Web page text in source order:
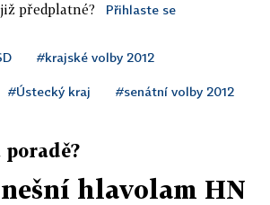
předplatné? Přihlaste se
#krajské volby 2012
#Ústecký kraj #senátní volby 2012
hlavolam HN